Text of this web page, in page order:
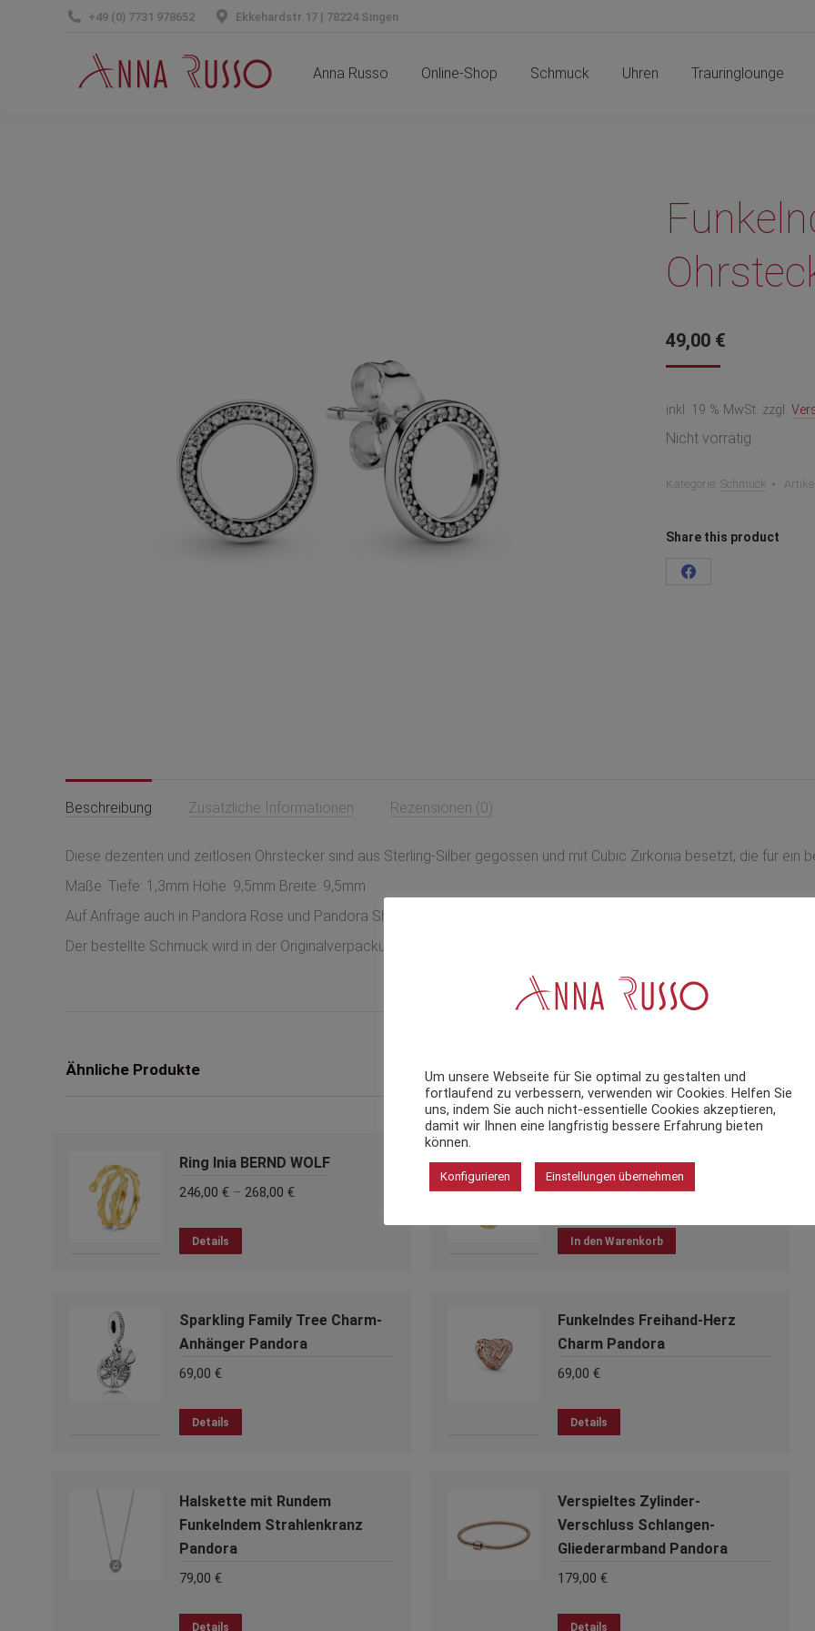
+49 (0) 7731 978652 Ekkehardstr.17 | 78224 Singen
Anna Russo Online-Shop Schmuck Uhren Trauringlounge
49,00 €
inkl. 19 % MwSt. zzgl.
Nicht vorrätig
Kategorie: Schmuck
Share this product
Teilen
Beschreibung Zusätzliche Informationen Rezensionen (0)
Diese dezenten und zeitlosen Ohrstecker sind aus Sterling-Silber gegossen und mit Cubic Zirkonia besetzt, die für ein
Maße: Tiefe: 1,3mm Höhe: 9,5mm Breite: 9,5mm
Auf Anfrage auch in Pandora Rose und Pandora Shine erhältlich.
Der bestellte Schmuck wird in der Originalverpackung geliefert.
Ähnliche Produkte
Ring Inia BERND WOLF
246,00 € – 268,00 €
Details
Produkt
Varianten
auf.
Die
können
werden
Armreif Swing BERND WOLF
898,00€
In den Warenkorb
Sparkling Family Tree Charm-
Anhänger Pandora
69,00 €
Details
Funkelndes Freihand-Herz
Charm Pandora
69,00 €
Details
Halskette mit Rundem
Funkelndem Strahlenkranz
Pandora
79,00 €
Details
Verspieltes Zylinder-
Verschluss Schlangen-
Gliederarmband Pandora
179,00 €
Details
Um unsere Webseite für Sie optimal zu gestalten und
fortlaufend zu verbessern, verwenden wir Cookies. Helfen Sie
uns, indem Sie auch nicht-essentielle Cookies akzeptieren,
damit wir Ihnen eine langfristig bessere Erfahrung bieten
können.
Konfigurieren Einstellungen übernehmen